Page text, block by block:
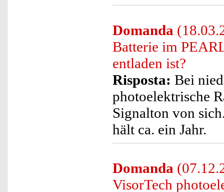
Domanda
Batterie im
entladen ist?
Risposta: Bei
photoelektrische
Signalton von
hält ca. ein Jahr.
Domanda
VisorTech